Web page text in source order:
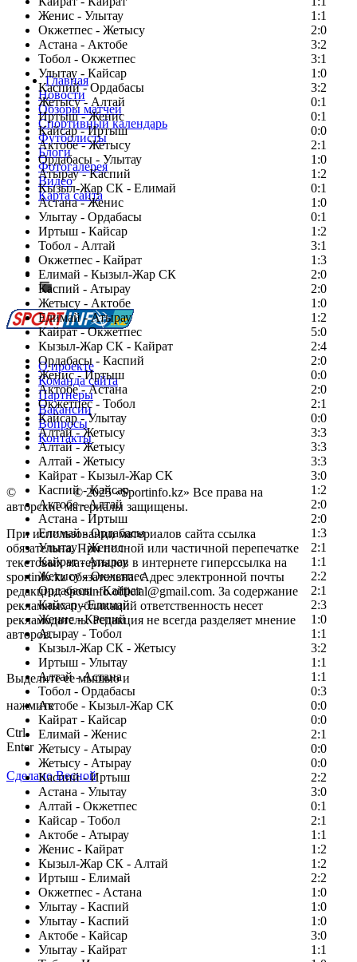
Женис - Улытау
1:1
Окжетпес - Жетысу
2:0
Астана - Актобе
3:2
Тобол - Окжетпес
3:1
Улытау - Кайсар
1:0
Каспий - Ордабасы
3:2
Жетысу - Алтай
0:1
Иртыш - Женис
0:1
Кайсар - Иртыш
0:0
Актобе - Жетысу
2:1
Ордабасы - Улытау
1:0
Атырау - Каспий
1:2
Кызыл-Жар СК - Елимай
0:1
Астана - Женис
1:0
Улытау - Ордабасы
0:1
Иртыш - Кайсар
1:2
Тобол - Алтай
3:1
Окжетпес - Кайрат
1:3
Елимай - Кызыл-Жар СК
2:0
Каспий - Атырау
2:0
Жетысу - Актобе
1:0
Елимай - Атырау
1:2
Кайрат - Окжетпес
5:0
Кызыл-Жар СК - Кайрат
2:4
Ордабасы - Каспий
2:0
Женис - Иртыш
0:0
Актобе - Астана
2:0
Окжетпес - Тобол
2:1
Кайсар - Улытау
0:0
Алтай - Жетысу
3:3
Алтай - Жетысу
3:3
Алтай - Жетысу
3:3
Кайрат - Кызыл-Жар СК
3:0
Каспий - Кайсар
1:2
Актобе - Алтай
2:0
Астана - Иртыш
2:0
Елимай - Ордабасы
1:3
Улытау - Женис
2:1
Кайрат - Атырау
1:1
Жетысу - Окжетпес
2:2
Ордабасы - Кайрат
2:1
Кайсар - Елимай
2:3
Женис - Каспий
1:0
Атырау - Тобол
1:1
Кызыл-Жар СК - Жетысу
3:2
Иртыш - Улытау
1:1
Алтай - Астана
1:1
Тобол - Ордабасы
0:3
Актобе - Кызыл-Жар СК
0:0
Кайрат - Кайсар
0:0
Елимай - Женис
2:1
Жетысу - Атырау
0:0
Жетысу - Атырау
0:0
Каспий - Иртыш
2:2
Астана - Улытау
3:0
Алтай - Окжетпес
0:1
Кайсар - Тобол
2:1
Актобе - Атырау
1:1
Женис - Кайрат
1:2
Кызыл-Жар СК - Алтай
1:2
Иртыш - Елимай
2:2
Окжетпес - Астана
1:0
Улытау - Каспий
1:0
Улытау - Каспий
1:0
Актобе - Кайсар
3:0
Улытау - Кайрат
1:1
Главная
Новости
Обзоры матчей
Спортивный календарь
Футболисты
Блоги
Фотогалерея
Видео
Карта сайта
Есть идея?
Сообщить о мероприятии
Перейти на старый сайт
О проекте
Команда сайта
Партнеры
Вакансии
Вопросы
Контакты
© Copyright© 2025 «Sportinfo.kz» Все права на
авторские материалы защищены.
При использовании материалов сайта ссылка
обязательна. При полной или частичной перепечатке
текстовых материалов в интернете гиперссылка на
sportinfo.kz обязательна. Адрес электронной почты
редакции: sportinfo.official@gmail.com. За содержание
рекламных публикаций ответственность несет
рекламодатель. Редакция не всегда разделяет мнение
авторов.
Заметили ошибку в тексте?
Выделите ее мышью и
нажмите
Ctrl
Enter
Сделано Весной